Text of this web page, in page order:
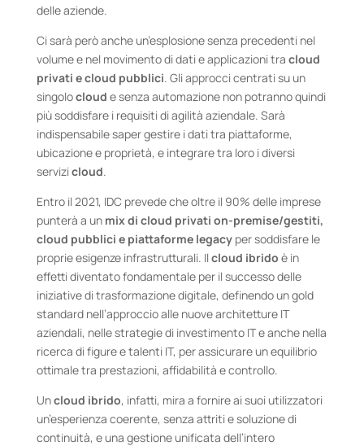
delle aziende.
Ci sarà però anche un’esplosione senza precedenti nel
volume e nel movimento di dati e applicazioni tra cloud
privati e cloud pubblici. Gli approcci centrati su un
singolocloud e senza automazione non potranno quindi
più soddisfare i requisiti di agilità aziendale. Sarà
indispensabile saper gestire i dati tra piattaforme,
ubicazione e proprietà, e integrare tra loro i diversi
servizicloud.
Entro il 2021, IDC prevede che oltre il 90% delle imprese
punterà a unmix di cloud privati on-premise/gestiti,
cloud pubblici e piattaforme legacyper soddisfare le
proprie esigenze infrastrutturali. Ilcloud ibrido è in
effetti diventato fondamentale per il successo delle
iniziative di trasformazione digitale, definendo un gold
standard nell’approccio alle nuove architetture IT
aziendali, nelle strategie di investimento IT e anche nella
ricerca di figure e talenti IT, per assicurare un equilibrio
ottimale tra prestazioni, affidabilità e controllo.
Uncloud ibrido, infatti, mira a fornire ai suoi utilizzatori
un’esperienza coerente, senza attriti e soluzione di
continuità, e una gestione unificata dell’intero